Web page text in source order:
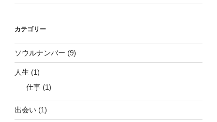
カテゴリー
ソウルナンバー (9)
人生 (1)
仕事 (1)
出会い (1)